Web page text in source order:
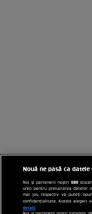
Nouă ne pasă ca
Noi și partenerii noștri589
unici pentru prelucrarea datelor
mai jos, respectiv vă puteți
confidențialitate. Aceste alegeri
detalii